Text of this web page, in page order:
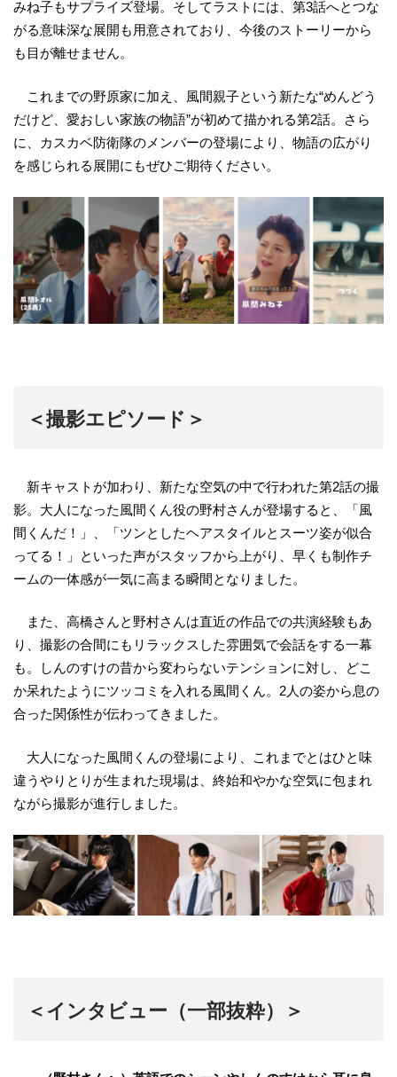
みね子もサプライズ登場。そしてラストには、第3話へとつな
がる意味深な展開も用意されており、今後のストーリーから
も目が離せません。
これまでの野原家に加え、風間親子という新たな“めんどう
だけど、愛おしい家族の物語”が初めて描かれる第2話。さら
に、カスカベ防衛隊のメンバーの登場により、物語の広がり
を感じられる展開にもぜひご期待ください。
＜撮影エピソード＞
新キャストが加わり、新たな空気の中で行われた第2話の撮
影。大人になった風間くん役の野村さんが登場すると、「風
間くんだ！」、「ツンとしたヘアスタイルとスーツ姿が似合
ってる！」といった声がスタッフから上がり、早くも制作チ
ームの一体感が一気に高まる瞬間となりました。
また、高橋さんと野村さんは直近の作品での共演経験もあ
り、撮影の合間にもリラックスした雰囲気で会話をする一幕
も。しんのすけの昔から変わらないテンションに対し、どこ
か呆れたようにツッコミを入れる風間くん。2人の姿から息の
合った関係性が伝わってきました。
大人になった風間くんの登場により、これまでとはひと味
違うやりとりが生まれた現場は、終始和やかな空気に包まれ
ながら撮影が進行しました。
＜インタビュー（一部抜粋）＞